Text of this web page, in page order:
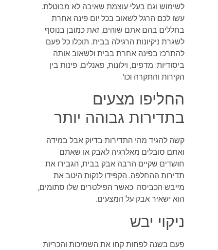
לשימוש וגם בעלי עוצמת שאיבה לא מבוטלת.
עשו לכם הרגל לשאוב בכל יום פינה אחרת
בחללים בהם אתם שוהים, זאת כמובן בנוסף
לשגרת ניקיונות הרגילה בבית. תוכלו כל פעם
להתרכז בפינה אחרת בבית ולשאוב אותה
ביסודיות: מדפים, וילונות, פאנלים, פינות בין
הקירות והתקרה וכו'.
החליפו מצעים
בתדירות גבוהה יותר
קשה להגיד מהי התדירות בדיוק אבל במידה
ואתם סובלים מאלרגיה לאבק או שאתם
חושדים שקיים הרבה אבק בבית, הגבירו את
תדירות ההחלפה. הקפידו לנקות היטב את
מייבש הכביסה. כאשר הפילטרים שלו סתומים,
הוא ישאיר אבק על המצעים.
ניקוי יבש
פעם בשנה לפחות קחו את השמיכות והכריות